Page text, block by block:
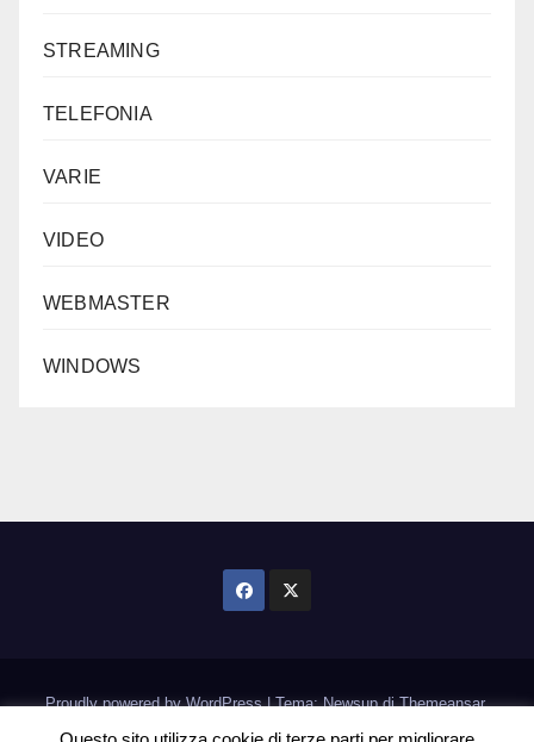
STREAMING
TELEFONIA
VARIE
VIDEO
WEBMASTER
WINDOWS
Proudly powered by WordPress|Tema: Newsup diThemeansar.